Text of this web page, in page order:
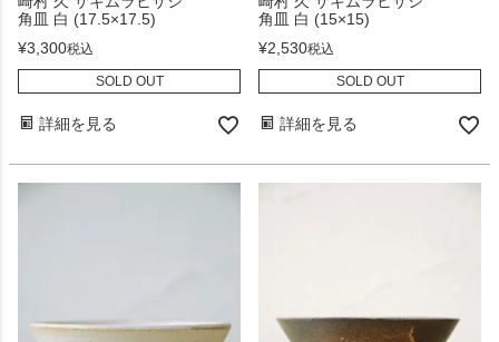
角皿 白 (17.5×17.5)
¥3,300税込
SOLD OUT
詳細を見る
角皿 白 (15×15)
¥2,530税込
SOLD OUT
詳細を見る